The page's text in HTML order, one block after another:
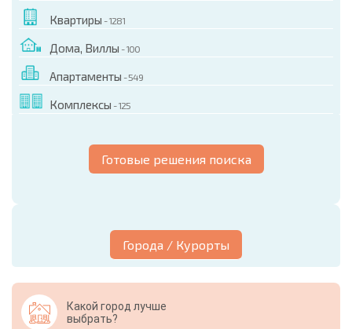
Квартиры - 1281
Дома, Виллы - 100
Апартаменты - 549
Комплексы - 125
Готовые решения поиска
Города / Курорты
Какой город лучше
выбрать?